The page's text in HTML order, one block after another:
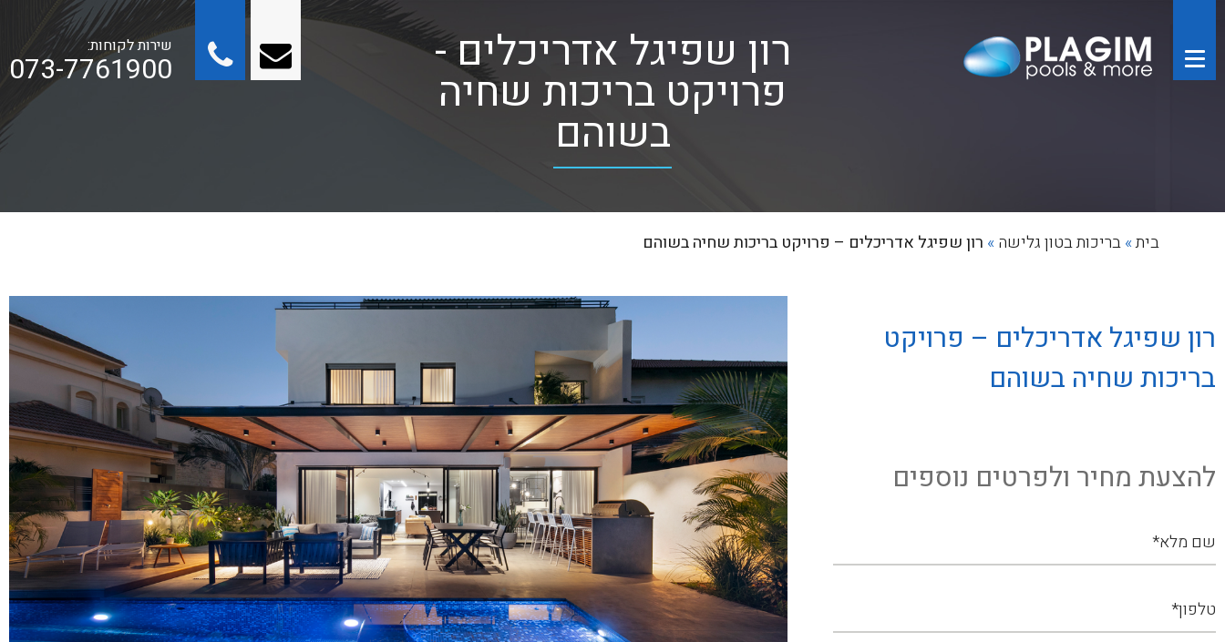
שירות לקוחות:
073-7761900 רון שפיגל אדריכלים -
פרויקט בריכות שחיה
בשוהם
בית»בריכות בטון גלישה» רון שפיגל אדריכלים – פרויקט בריכות שחיה בשוהם
רון שפיגל אדריכלים – פרויקט
בריכות שחיה בשוהם
להצעת מחיר ולפרטים נוספים